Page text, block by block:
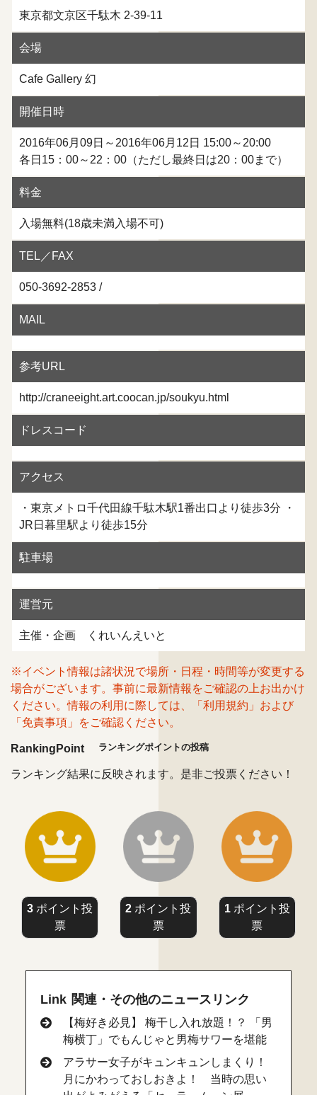
東京都文京区千駄木 2-39-11
会場
Cafe Gallery 幻
開催日時
2016年06月09日～2016年06月12日 15:00～20:00
各日15：00～22：00（ただし最終日は20：00まで）
料金
入場無料(18歳未満入場不可)
TEL／FAX
050-3692-2853 /
MAIL
参考URL
http://craneeight.art.coocan.jp/soukyu.html
ドレスコード
アクセス
・東京メトロ千代田線千駄木駅1番出口より徒歩3分 ・
JR日暮里駅より徒歩15分
駐車場
運営元
主催・企画 くれいんえいと
※イベント情報は諸状況で場所・日程・時間等が変更する
場合がございます。事前に最新情報をご確認の上お出かけ
ください。情報の利用に際しては、「利用規約」および
「免責事項」をご確認ください。
RankingPoint ランキングポイントの投稿
ランキング結果に反映されます。是非ご投票ください！
3 ポイント投
票
2 ポイント投
票
1ポイント投
票
Link 関連・その他のニュースリンク
【梅好き必見】 梅干し入れ放題！？ 「男
梅横丁」でもんじゃと男梅サワーを堪能
アラサー女子がキュンキュンしまくり！
月にかわっておしおきよ！ 当時の思い